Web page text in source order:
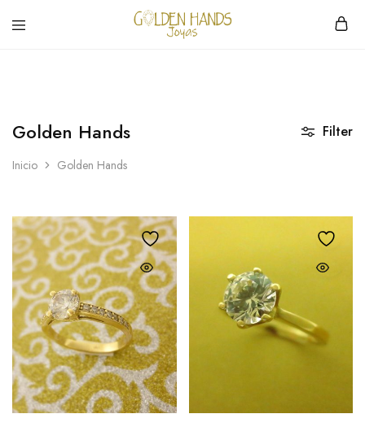
Golden Hands
Inicio Golden Hands
Filter